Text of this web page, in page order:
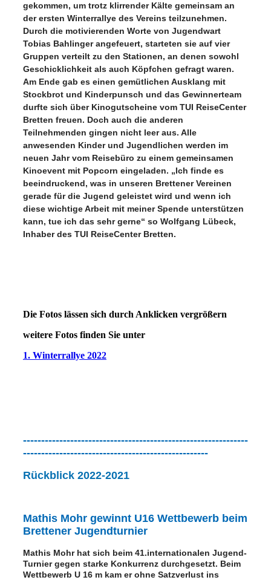
gekommen, um trotz klirrender Kälte gemeinsam an
der ersten Winterrallye des Vereins teilzunehmen.
Durch die motivierenden Worte von Jugendwart
Tobias Bahlinger angefeuert, starteten sie auf vier
Gruppen verteilt zu den Stationen, an denen sowohl
Geschicklichkeit als auch Köpfchen gefragt waren.
Am Ende gab es einen gemütlichen Ausklang mit
Stockbrot und Kinderpunsch und das Gewinnerteam
durfte sich über Kinogutscheine vom TUI ReiseCenter
Bretten freuen. Doch auch die anderen
Teilnehmenden gingen nicht leer aus. Alle
anwesenden Kinder und Jugendlichen werden im
neuen Jahr vom Reisebüro zu einem gemeinsamen
Kinoevent mit Popcorn eingeladen. „Ich finde es
beeindruckend, was in unseren Brettener Vereinen
gerade für die Jugend geleistet wird und wenn ich
diese wichtige Arbeit mit meiner Spende unterstützen
kann, tue ich das sehr gerne“ so Wolfgang Lübeck,
Inhaber des TUI ReiseCenter Bretten.
Die Fotos lässen sich durch Anklicken vergrößern
weitere Fotos finden Sie unter
1. Winterrallye 2022
--------------------------------------------------------------
---------------------------------------------------
Rückblick 2022-2021
Mathis Mohr gewinnt U16 Wettbewerb beim
Brettener Jugendturnier
Mathis Mohr hat sich beim 41.internationalen Jugend-
Turnier gegen starke Konkurrenz durchgesetzt. Beim
Wettbewerb U 16 m kam er ohne Satzverlust ins